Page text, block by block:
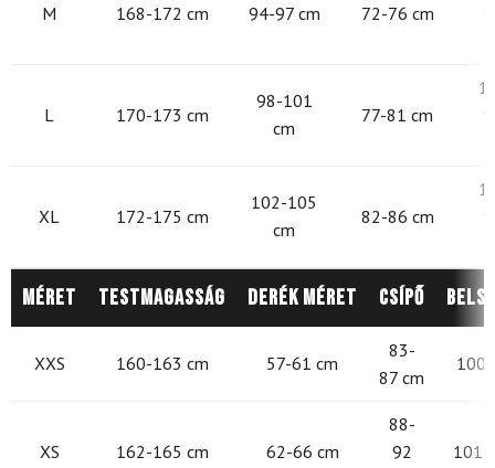
M 168-172 cm 94-97 cm 72-76 cm
L 170-173 cm
98-101
cm
77-81 cm
XL 172-175 cm
102-105
cm
82-86 cm
Méret Testmagasság Derék méret Csípő
XXS 160-163 cm 57-61 cm
83-
87 cm
XS 162-165 cm 62-66 cm
88-
92
101